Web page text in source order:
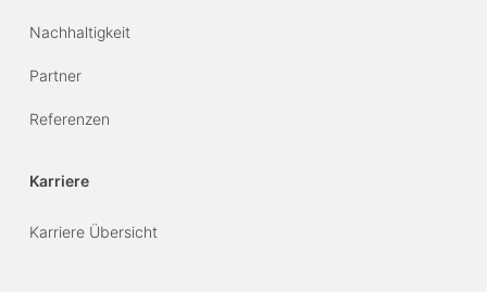
Nachhaltigkeit
Partner
Referenzen
Karriere
Karriere Übersicht